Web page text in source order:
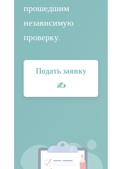
прошедшим
независимую
проверку.
Подать заявку
✍